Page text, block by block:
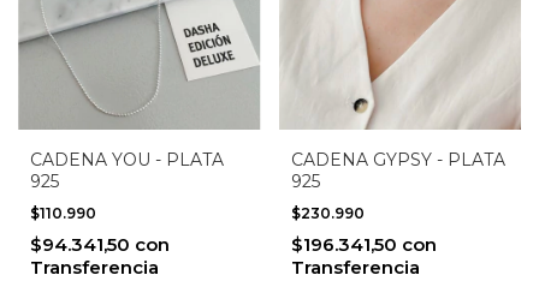
CADENA YOU - PLATA
925
$110.990
$94.341,50 con
Transferencia
CADENA GYPSY - PLATA
925
$230.990
$196.341,50 con
Transferencia